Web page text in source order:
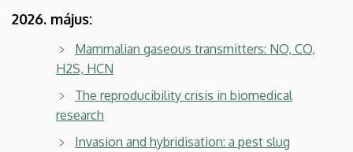
2026. május:
Mammalian gaseous transmitters: NO, CO,
H2S, HCN
The reproducibility crisis in biomedical
research
Invasion and hybridisation: a pest slug